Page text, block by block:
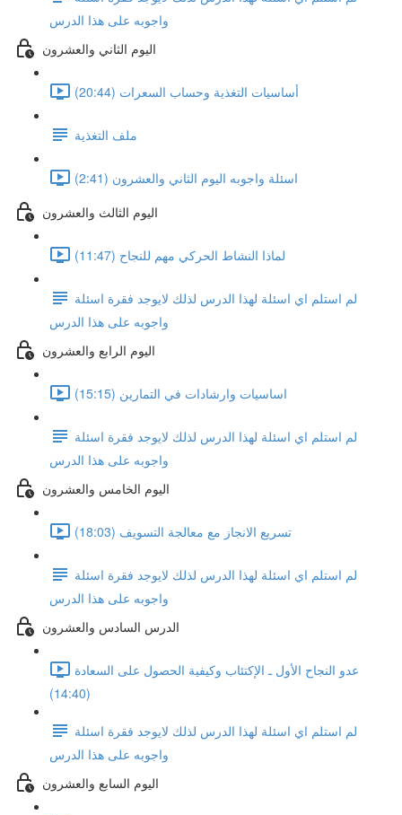
واجوبه على هذا الدرس
اليوم الثاني والعشرون
أساسيات التغذية وحساب السعرات (20:44)
ملف التغذية
اسئلة واجوبه اليوم الثاني والعشرون (2:41)
اليوم الثالث والعشرون
لماذا النشاط الحركي مهم للنجاح (11:47)
لم استلم اي اسئلة لهذا الدرس لذلك لايوجد فقرة اسئلة
واجوبه على هذا الدرس
اليوم الرابع والعشرون
اساسيات وارشادات في التمارين (15:15)
لم استلم اي اسئلة لهذا الدرس لذلك لايوجد فقرة اسئلة
واجوبه على هذا الدرس
اليوم الخامس والعشرون
تسريع الانجاز مع معالجة التسويف (18:03)
لم استلم اي اسئلة لهذا الدرس لذلك لايوجد فقرة اسئلة
واجوبه على هذا الدرس
الدرس السادس والعشرون
عدو النجاح الأول ـ الإكتئاب وكيفية الحصول على السعادة
(14:40)
لم استلم اي اسئلة لهذا الدرس لذلك لايوجد فقرة اسئلة
واجوبه على هذا الدرس
اليوم السابع والعشرون